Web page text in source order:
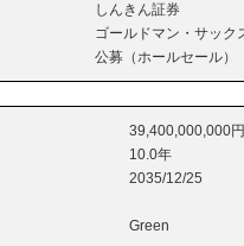
しんきん証券
ゴールドマン・サック
公募（ホールセール）
39,400,000,000円
10.0年
2035/12/25
Green